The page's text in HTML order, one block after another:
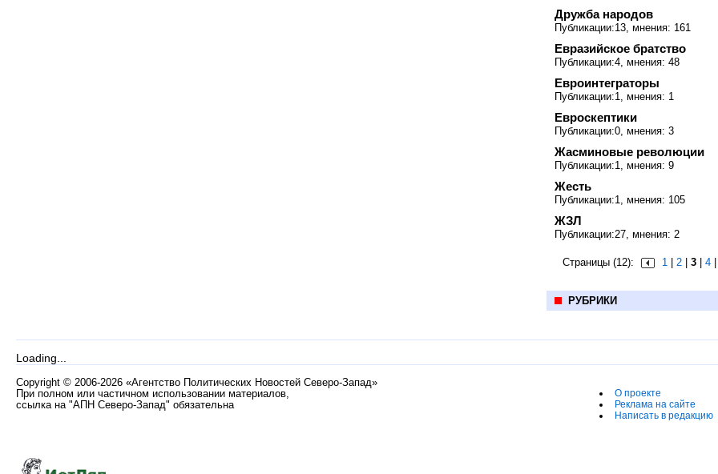
Дружба народов
Публикации:13, мнения: 161
Евразийское братство
Публикации:4, мнения: 48
Евроинтеграторы
Публикации:1, мнения: 1
Евроскептики
Публикации:0, мнения: 3
Жасминовые революции
Публикации:1, мнения: 9
Жесть
Публикации:1, мнения: 105
ЖЗЛ
Публикации:27, мнения: 2
Страницы (12): 1 2 3 4
РУБРИКИ
Loading...
Copyright © 2006-2026 «Агентство Политических Новостей Северо-Запад»
При полном или частичном использовании материалов,
ссылка на "АПН Северо-Запад" обязательна
О проекте
Реклама на сайте
Написать в редакцию